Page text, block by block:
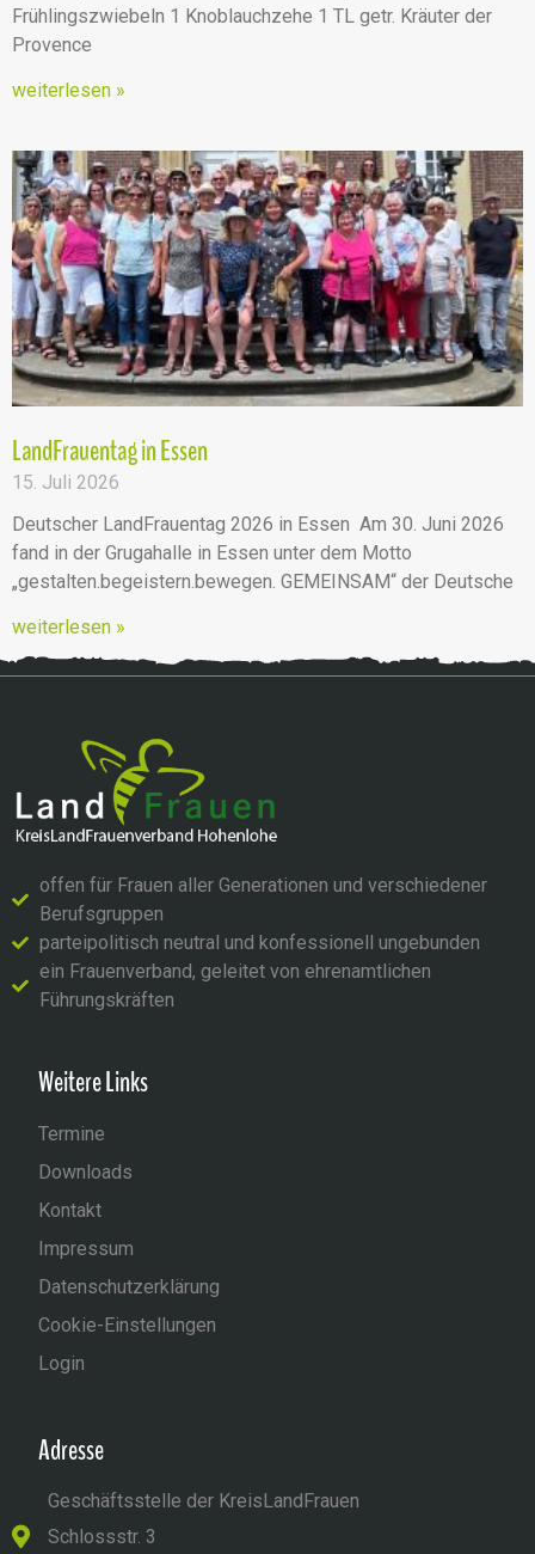
Frühlingszwiebeln 1 Knoblauchzehe 1 TL getr. Kräuter der
Provence
weiterlesen »
LandFrauentag in Essen
15. Juli 2026
Deutscher LandFrauentag 2026 in Essen Am 30. Juni 2026
fand in der Grugahalle in Essen unter dem Motto
„gestalten.begeistern.bewegen. GEMEINSAM“ der Deutsche
weiterlesen »
offen für Frauen aller Generationen und verschiedener
Berufsgruppen
parteipolitisch neutral und konfessionell ungebunden
ein Frauenverband, geleitet von ehrenamtlichen
Führungskräften
Weitere Links
Termine
Downloads
Kontakt
Impressum
Datenschutzerklärung
Cookie-Einstellungen
Login
Adresse
Geschäftsstelle der KreisLandFrauen
Schlossstr. 3